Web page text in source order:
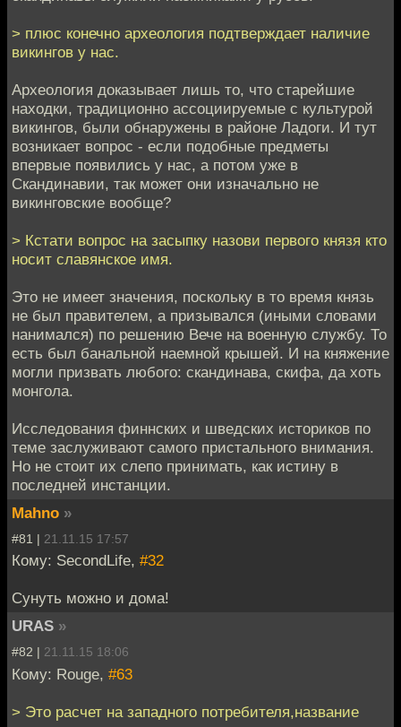
> плюс конечно археология подтверждает наличие
викингов у нас.
Археология доказывает лишь то, что старейшие
находки, традиционно ассоциируемые с культурой
викингов, были обнаружены в районе Ладоги. И тут
возникает вопрос - если подобные предметы
впервые появились у нас, а потом уже в
Скандинавии, так может они изначально не
викинговские вообще?
> Кстати вопрос на засыпку назови первого князя кто
носит славянское имя.
Это не имеет значения, поскольку в то время князь
не был правителем, а призывался (иными словами
нанимался) по решению Вече на военную службу. То
есть был банальной наемной крышей. И на княжение
могли призвать любого: скандинава, скифа, да хоть
монгола.
Исследования финнских и шведских историков по
теме заслуживают самого пристального внимания.
Но не стоит их слепо принимать, как истину в
последней инстанции.
Mahno »
#81 | 21.11.15 17:57
Кому: SecondLife, #32
Сунуть можно и дома!
URAS »
#82 | 21.11.15 18:06
Кому: Rouge, #63
> Это расчет на западного потребителя,название